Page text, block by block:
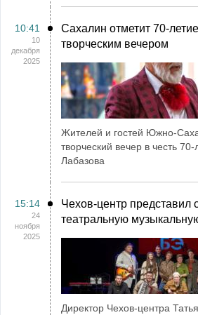
10:41
10
декабря
2025
Сахалин отметит 70-
творческим вечером
Жителей и гостей Южно-
творческий вечер в честь
Лабазова
15:14
24
ноября
2025
Чехов-центр представил
театральную
Директор Чехов-центра